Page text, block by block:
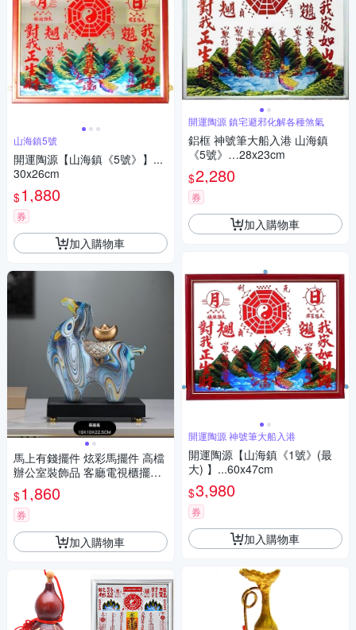
山海鎮5號
開運陶源【山海鎮《5號》】...
30x26cm
$1,880
券
加入購物車
馬上有錢擺件 炫彩馬擺件 高檔
辦公室裝飾品 客廳電視櫃擺設
喬遷開業禮品
$1,860
券
加入購物車
開運陶源 鎮宅避邪化解各種煞氣
鋁框 神號筆大船入港 山海鎮
《5號》…28x23cm
$2,280
券
加入購物車
開運陶源 神號筆大船入港
開運陶源【山海鎮《1號》(最
大) 】...60x47cm
$3,980
券
加入購物車